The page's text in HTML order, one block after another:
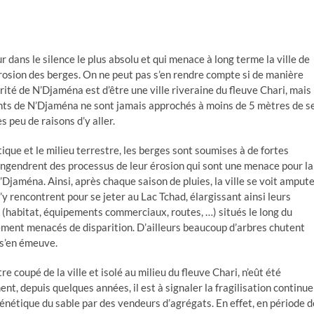
dans le silence le plus absolu et qui menace à long terme la ville de
des berges. On ne peut pas s’en rendre compte si de manière
de N’Djaména est d’être une ville riveraine du fleuve Chari, mais
de N’Djaména ne sont jamais approchés à moins de 5 mètres de
peu de raisons d’y aller.
et le milieu terrestre, les berges sont soumises à de fortes
des processus de leur érosion qui sont une menace pour la
Ainsi, après chaque saison de pluies, la ville se voit
rencontrent pour se jeter au Lac Tchad, élargissant ainsi leurs
équipements commerciaux, routes, …) situés le long du
menacés de disparition. D’ailleurs beaucoup d’arbres chutent
émeuve.
coupé de la ville et isolé au milieu du fleuve Chari, n’eût été
depuis quelques années, il est à signaler la fragilisation continue
du sable par des vendeurs d’agrégats. En effet, en période